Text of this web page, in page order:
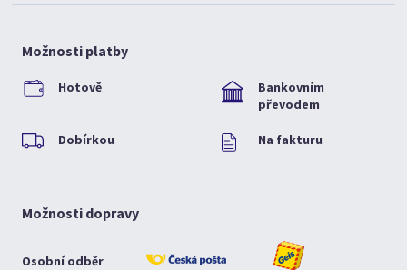
Možnosti platby
Hotově
Bankovním
převodem
Dobírkou Na fakturu
Možnosti dopravy
Osobní odběr